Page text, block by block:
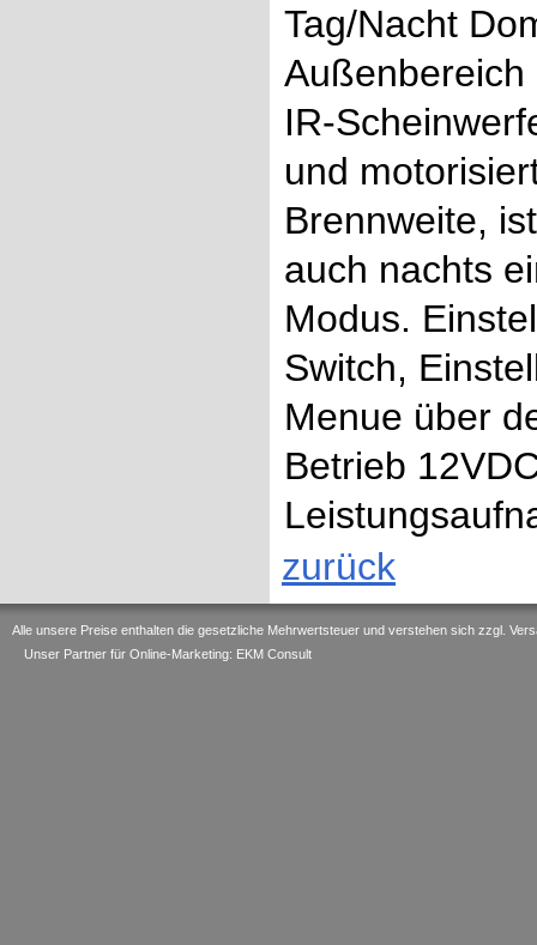
Tag/Nacht
Außenbereich
IR-
und
Brennweite,
auch nachts
Modus.
Switch,
Menue über
Betrieb
zurück
Alle unsere Preise enthalten die gesetzliche Mehrwertsteuer und verstehen sich zzgl.
Unser Partner für Online-Marketing: EKM Consult